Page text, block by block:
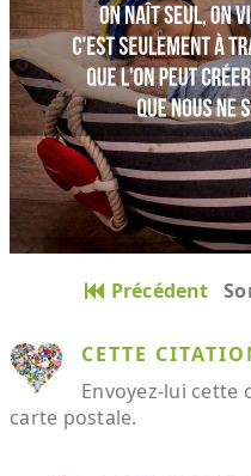
Précédent
CETTE
Envoyez-lui cette
carte postale.